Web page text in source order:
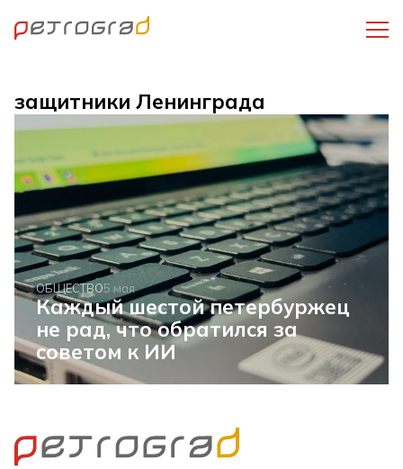
защитники Ленинграда
ОБЩЕСТВО5 мая
Каждый шестой петербуржец
не рад, что обратился за
советом к ИИ